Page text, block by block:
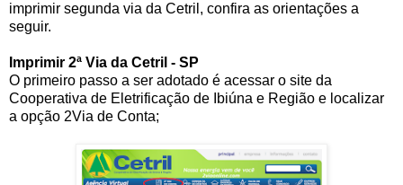
imprimir segunda via da Cetril, confira as orientações a
seguir.
Imprimir 2ª Via da Cetril - SP
O primeiro passo a ser adotado é acessar o site da
Cooperativa de Eletrificação de Ibiúna e Região e localizar
a opção 2Via de Conta;